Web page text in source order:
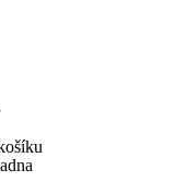
cena košíku